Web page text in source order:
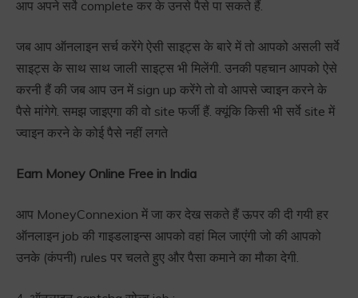
आप अपने सर्वे complete कर के उनसे पैसे पा सकते हैं.
जब आप ऑनलाइन सर्च करेंगे ऐसी साइट्स के बारे में तो आपको असली सर्वे
साइट्स के साथ साथ जाली साइट्स भी मिलेंगी. उनकी पहचान आपको ऐसे
करनी हैं की जब आप उन में sign up करेंगे तो वो आपसे ज्वाइन करने के
पैसे मांगेगे. समझ जाइएगा की वो site फर्जी हैं. क्यूंकि किसी भी सर्वे site में
ज्वाइन करने के कोई पैसे नहीं लगते
Earn Money Online Free in India
आप MoneyConnexion में जा कर देख सकते हैं ऊपर की दी गयी हर
ऑनलाइन job की गाइडलाइन्स आपको वहां मिल जाएंगी जो की आपको
उनके (कंपनी) rules पर चलते हुए और पैसा कमाने का मौका देगी.